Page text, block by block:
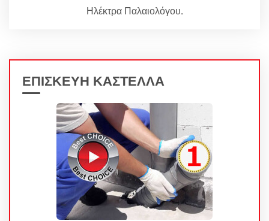
Ηλέκτρα Παλαιολόγου.
ΕΠΙΣΚΕΥΗ ΚΑΣΤΕΛΛΑ